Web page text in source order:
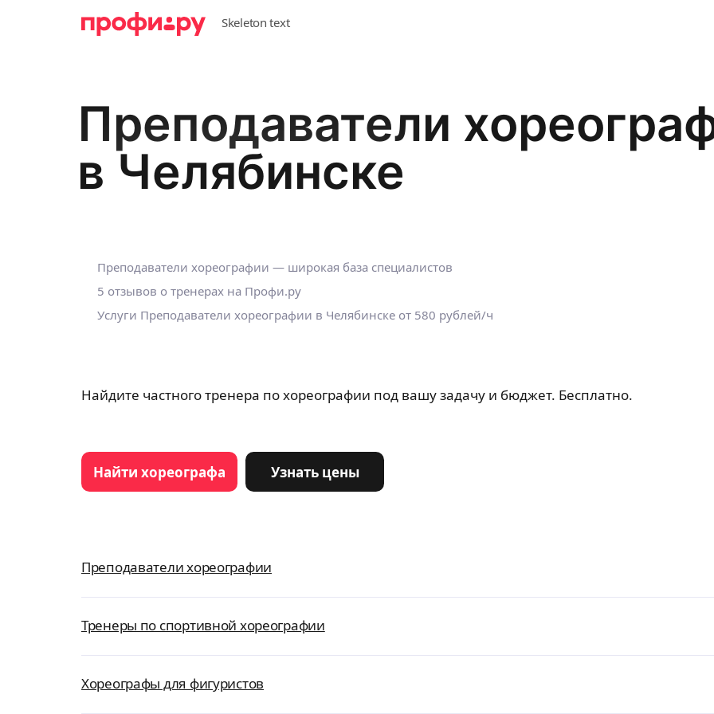
Преподаватели
в Челябинске
Преподаватели хореографии — широкая база специалистов
5 отзывов о тренерах на Профи.ру
Услуги Преподаватели хореографии в Челябинске от 580 рублей/ч
Найдите частного тренера по хореографии под вашу задачу и бюджет. Бесплатно.
Найти хореографа Узнать цены
Преподаватели хореографии
Тренеры по спортивной хореографии
Хореографы для фигуристов